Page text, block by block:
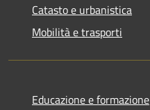
Catasto e urbanistica
Mobilità e trasporti
Educazione e formazione